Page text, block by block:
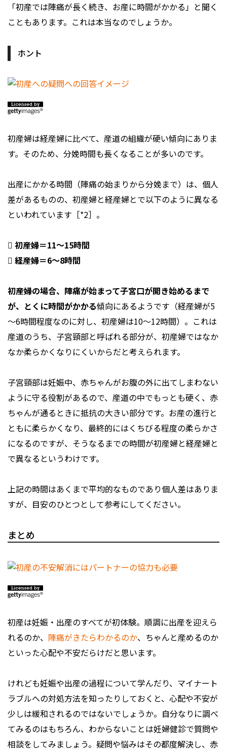
「初産では陣痛が長く続き、お産に時間がかかる」と聞く
こともあります。これは本当なのでしょうか。
ホント
初産婦は経産婦に比べて、産道の組織が硬い傾向にありま
す。そのため、分娩時間も長くなることが多いのです。
出産にかかる時間（陣痛の始まりから分娩まで）は、個人
差があるものの、初産婦と経産婦とで以下のように異なる
といわれています［*2］。
 初産婦＝11～15時間
 経産婦＝6～8時間
初産婦の場合、陣痛が始まって子宮口が開き始めるまで
が、とくに時間がかかる傾向にあるようです（経産婦が5
～6時間程度なのに対し、初産婦は10～12時間）。これは
産道のうち、子宮頸部と呼ばれる部分が、初産婦ではなか
なか柔らかくなりにくいからだと考えられます。
子宮頸部は妊娠中、赤ちゃんがお腹の外に出てしまわない
ように守る役割があるので、産道の中でもっとも硬く、赤
ちゃんが通るときに抵抗の大きい部分です。お産の進行と
ともに柔らかくなり、最終的にはくちびる程度の柔らかさ
になるのですが、そうなるまでの時間が初産婦と経産婦と
で異なるというわけです。
上記の時間はあくまで平均的なものであり個人差はありま
すが、目安のひとつとして参考にしてください。
まとめ
初産は妊娠・出産のすべてが初体験。順調に出産を迎えら
れるのか、 陣痛がきたらわかるのか、ちゃんと産めるのか
といった心配や不安だらけだと思います。
けれども妊娠や出産の過程について学んだり、マイナート
ラブルへの対処方法を知ったりしておくと、心配や不安が
少しは緩和されるのではないでしょうか。自分なりに調べ
てみるのはもちろん、わからないことは妊婦健診で質問や
相談をしてみましょう。疑問や悩みはその都度解決し、赤